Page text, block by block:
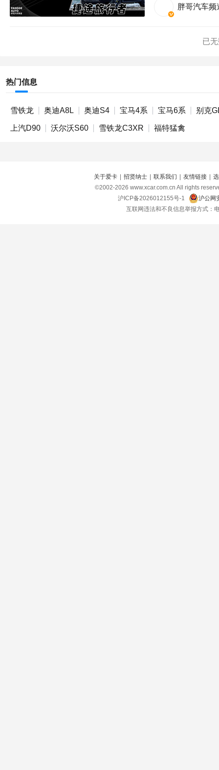
胖哥汽车频
已
热门信息
雪铁龙 奥迪A8L 奥迪S4 宝马4系 宝马6系 别克
上汽D90 沃尔沃S60 雪铁龙C3XR 福特猛禽
关于爱卡 招贤纳士 联系我们 友情链接
©2002-2026 www.xcar.com.cn All rights
沪ICP备2026012155号-1
沪公网
互联网违法和不良信息举报方式：